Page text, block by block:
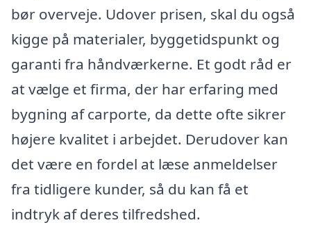
bør overveje. Udover prisen, skal du også
kigge på materialer, byggetidspunkt og
garanti fra håndværkerne. Et godt råd er
at vælge et firma, der har erfaring med
bygning af carporte, da dette ofte sikrer
højere kvalitet i arbejdet. Derudover kan
det være en fordel at læse anmeldelser
fra tidligere kunder, så du kan få et
indtryk af deres tilfredshed.